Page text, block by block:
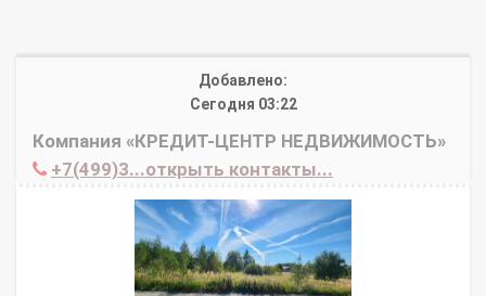
Добавлено:
Сегодня 03:22
Компания «КРЕДИТ-ЦЕНТР НЕДВИЖИМОСТЬ»
+7(499)3...открыть контакты...